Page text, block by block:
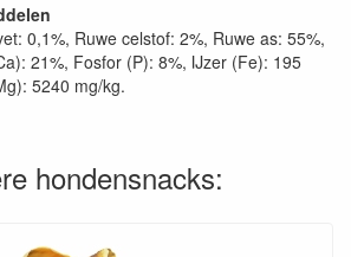
0,1%, Ruwe celstof: 2%, Ruwe as: 55%,
21%, Fosfor (P): 8%, IJzer (Fe): 195
5240 mg/kg.
hondensnacks: